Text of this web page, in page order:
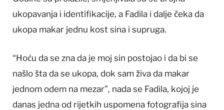
ukopavanja i identifikacije, a Fadila i dalje čeka da
ukopa makar jednu kost sina i supruga.
“Hoću da se zna da je moj sin postojao i da bi se
našlo šta da se ukopa, dok sam živa da makar
jednom odem na mezar”, nada se Fadila, kojoj je
danas jedna od rijetkih uspomena fotografija sina